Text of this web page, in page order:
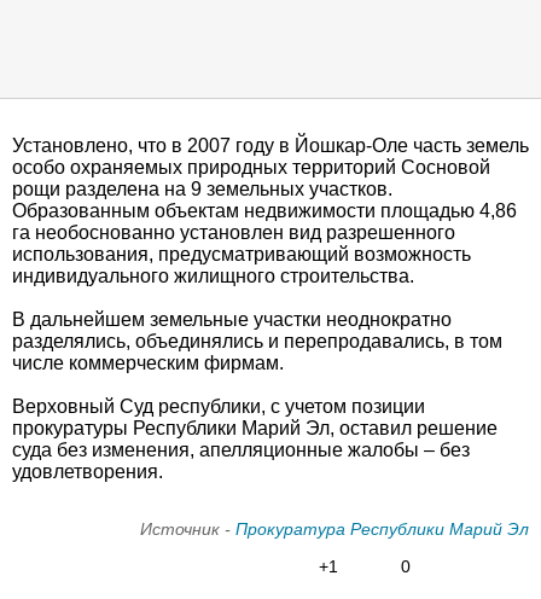
Установлено, что в 2007 году в Йошкар-Оле часть земель
особо охраняемых природных территорий Сосновой
рощи разделена на 9 земельных участков.
Образованным объектам недвижимости площадью 4,86
га необоснованно установлен вид разрешенного
использования, предусматривающий возможность
индивидуального жилищного строительства.
В дальнейшем земельные участки неоднократно
разделялись, объединялись и перепродавались, в том
числе коммерческим фирмам.
Верховный Суд республики, с учетом позиции
прокуратуры Республики Марий Эл, оставил решение
суда без изменения, апелляционные жалобы – без
удовлетворения.
Источник - Прокуратура Республики Марий Эл
+1
0